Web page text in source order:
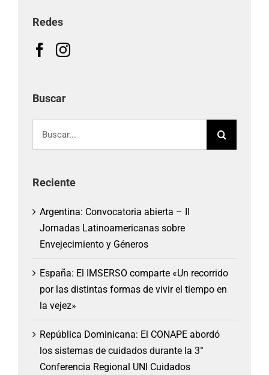
Redes
Buscar
Reciente
Argentina: Convocatoria abierta – II
Jornadas Latinoamericanas sobre
Envejecimiento y Géneros
España: El IMSERSO comparte «Un recorrido
por las distintas formas de vivir el tiempo en
la vejez»
República Dominicana: El CONAPE abordó
los sistemas de cuidados durante la 3°
Conferencia Regional UNI Cuidados